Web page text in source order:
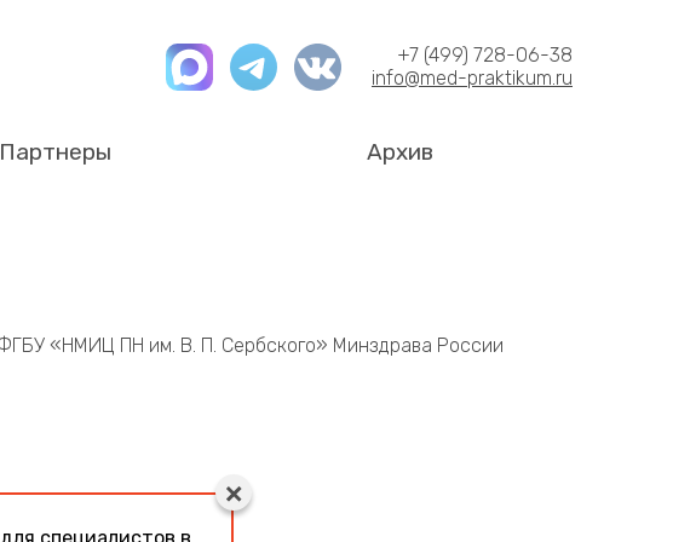
+7 (499) 728-06-38
info@med-praktikum.ru
Партнеры Архив
«НМИЦ ПН им. В. П. Сербского» Минздрава России